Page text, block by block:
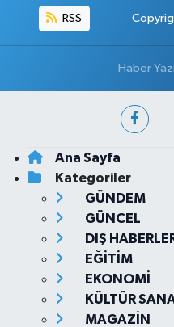
RSS
Haber
Ana Sayfa
Kategoriler
GÜNDEM
GÜNCEL
DIŞ
EĞİTİM
EKONOMİ
KÜLTÜR
MAGAZİN